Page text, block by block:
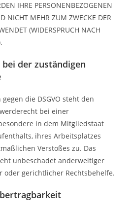
IHRE PERSONENBEZOGENEN
NICHT MEHR ZUM ZWECKE DER
(WIDERSPRUCH NACH
der zuständigen
die DSGVO steht den
bei einer
in dem Mitgliedstaat
ihres Arbeitsplatzes
Verstoßes zu. Das
unbeschadet anderweitiger
oder gerichtlicher Rechtsbehelfe.